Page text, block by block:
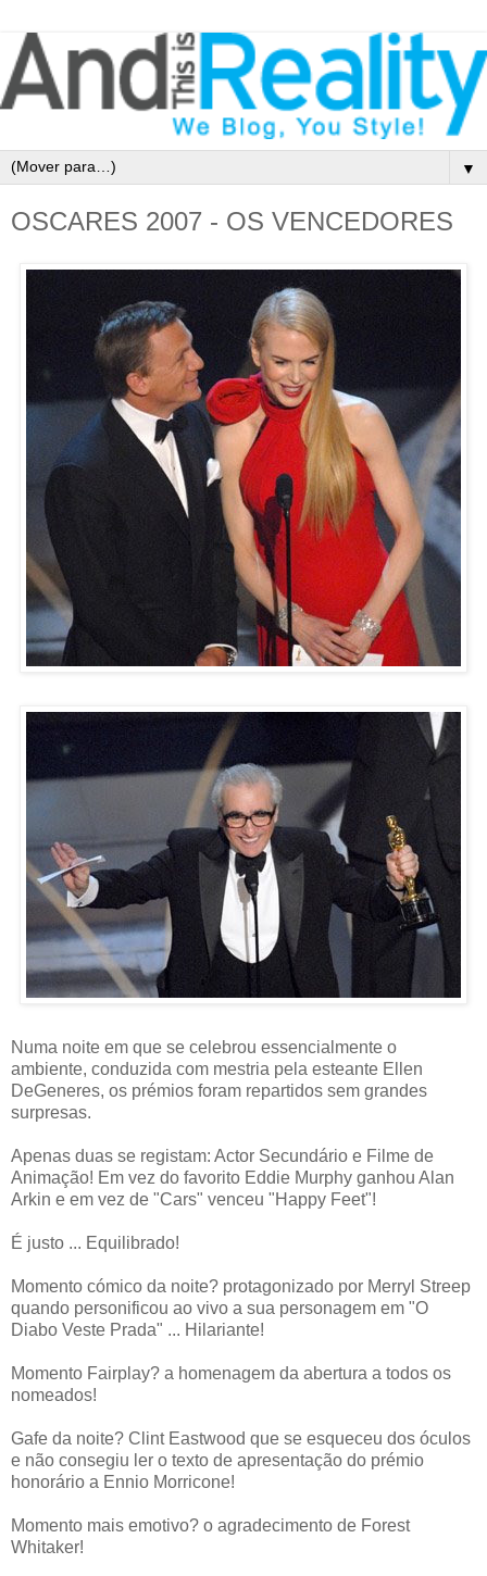
▼
OSCARES 2007 - OS VENCEDORES
Numa noite em que se celebrou essencialmente o
ambiente, conduzida com mestria pela esteante Ellen
DeGeneres, os prémios foram repartidos sem grandes
surpresas.
Apenas duas se registam: Actor Secundário e Filme de
Animação! Em vez do favorito Eddie Murphy ganhou Alan
Arkin e em vez de "Cars" venceu "Happy Feet"!
É justo ... Equilibrado!
Momento cómico da noite? protagonizado por Merryl Streep
quando personificou ao vivo a sua personagem em "O
Diabo Veste Prada" ... Hilariante!
Momento Fairplay? a homenagem da abertura a todos os
nomeados!
Gafe da noite? Clint Eastwood que se esqueceu dos óculos
e não consegiu ler o texto de apresentação do prémio
honorário a Ennio Morricone!
Momento mais emotivo? o agradecimento de Forest
Whitaker!